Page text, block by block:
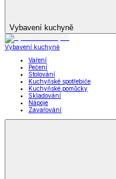
Vybavení kuchyně
Vybavení kuchyně
Vaření
Pečení
Stolování
Kuchyňské spotřebiče
Kuchyňské pomůcky
Skladování
Nápoje
Zavařování